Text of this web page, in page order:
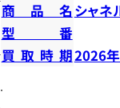
商品名 シャネ
型番
買取時期2026